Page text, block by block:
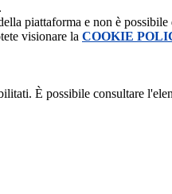
piattaforma e non è
visionare la COOKIE
È possibile consultare